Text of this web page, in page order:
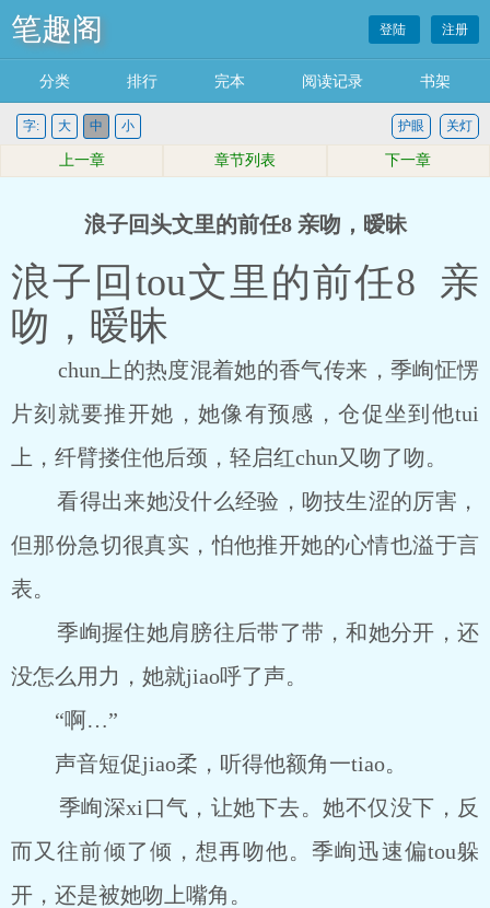
笔趣阁 登陆 注册
分类 排行 完本 阅读记录 书架
字: 大 中 小 关灯
护眼
上一章 章节列表 下一章
浪子回头文里的前任8 亲吻，暧昧
浪子回tou文里的前任8 亲
吻，暧昧
chun上的热度混着她的香气传来，季峋怔愣
片刻就要推开她，她像有预感，仓促坐到他tui
上，纤臂搂住他后颈，轻启红chun又吻了吻。
看得出来她没什么经验，吻技生涩的厉害，
但那份急切很真实，怕他推开她的心情也溢于言
表。
季峋握住她肩膀往后带了带，和她分开，还
没怎么用力，她就jiao呼了声。
“啊…”
声音短促jiao柔，听得他额角一tiao。
季峋深xi口气，让她下去。她不仅没下，反
而又往前倾了倾，想再吻他。季峋迅速偏tou躲
开，还是被她吻上嘴角。